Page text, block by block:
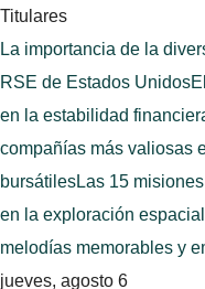
Titulares
La importancia de la
RSE de Estados Unidos
en la estabilidad
compañías más valiosas
bursátilesLas 15
en la exploración espacial
melodías memorables y
jueves, agosto 6